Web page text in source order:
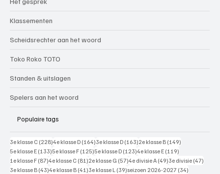
Klassementen
Scheidsrechter aan het woord
Toko Roko TOTO
Standen & uitslagen
Spelers aan het woord
Populaire tags
3e klasse C (228)228 posts
4e klasse D (164)164 posts
3e klasse D (163)163 posts
2e klasse B (149)
5e klasse E (133)133 posts
5e klasse F (125)125 posts
5e klasse D (123)123 posts
4e klasse E (119)
1e klasse F (87)87 posts
4e klasse C (81)81 posts
2e klasse G (57)57 posts
4e divisie A (49)49 posts
3e divisie (47)
3e klasse B (43)43 posts
4e klasse B (41)41 posts
3e klasse L (39)39 posts
seizoen 2026-2027 (34)